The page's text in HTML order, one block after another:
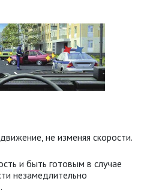
не изменяя скорости.
и быть готовым в случае
незамедлительно